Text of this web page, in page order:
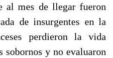
al mes de llegar fueron
de insurgentes en la
perdieron la vida
sobornos y no evaluaron